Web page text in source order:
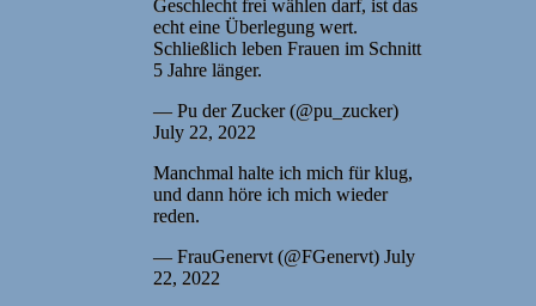
Geschlecht frei wählen darf, ist das
echt eine Überlegung wert.
Schließlich leben Frauen im Schnitt
5 Jahre länger.
— Pu der Zucker (@pu_zucker)
July 22, 2022
Manchmal halte ich mich für klug,
und dann höre ich mich wieder
reden.
— FrauGenervt (@FGenervt) July
22, 2022